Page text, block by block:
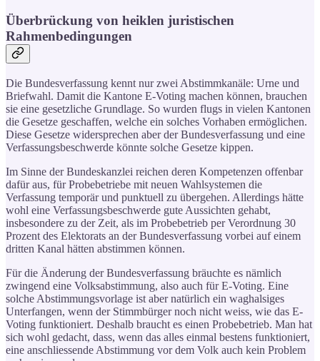
Überbrückung von heiklen juristischen
Rahmenbedingungen
Die Bundesverfassung kennt nur zwei Abstimmkanäle: Urne und
Briefwahl. Damit die Kantone E-Voting machen können, brauchen
sie eine gesetzliche Grundlage. So wurden flugs in vielen Kantonen
die Gesetze geschaffen, welche ein solches Vorhaben ermöglichen.
Diese Gesetze widersprechen aber der Bundesverfassung und eine
Verfassungsbeschwerde könnte solche Gesetze kippen.
Im Sinne der Bundeskanzlei reichen deren Kompetenzen offenbar
dafür aus, für Probebetriebe mit neuen Wahlsystemen die
Verfassung temporär und punktuell zu übergehen. Allerdings hätte
wohl eine Verfassungsbeschwerde gute Aussichten gehabt,
insbesondere zu der Zeit, als im Probebetrieb per Verordnung 30
Prozent des Elektorats an der Bundesverfassung vorbei auf einem
dritten Kanal hätten abstimmen können.
Für die Änderung der Bundesverfassung bräuchte es nämlich
zwingend eine Volksabstimmung, also auch für E-Voting. Eine
solche Abstimmungsvorlage ist aber natürlich ein waghalsiges
Unterfangen, wenn der Stimmbürger noch nicht weiss, wie das E-
Voting funktioniert. Deshalb braucht es einen Probebetrieb. Man hat
sich wohl gedacht, dass, wenn das alles einmal bestens funktioniert,
eine anschliessende Abstimmung vor dem Volk auch kein Problem